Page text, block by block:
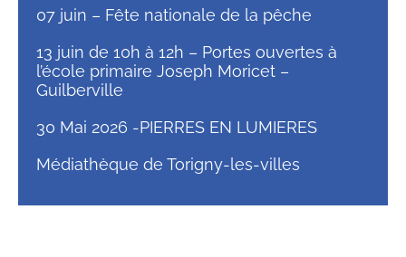
07 juin – Fête nationale de la pêche
13 juin de 10h à 12h – Portes ouvertes à
l’école primaire Joseph Moricet –
Guilberville
30 Mai 2026 -PIERRES EN LUMIERES
Médiathèque de Torigny-les-villes